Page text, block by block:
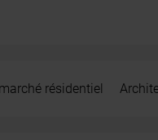
résidentiel